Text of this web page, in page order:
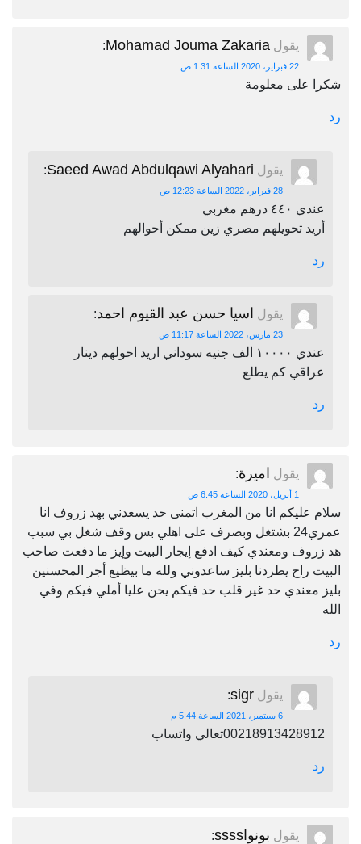
يقول Mohamad Jouma Zakaria
:
22 فبراير، 2020 الساعة 1:31 ص
شكرا على معلومة
رد
يقول Saeed Awad Abdulqawi Alyahari
:
28 فبراير، 2022 الساعة 12:23 ص
عندي ٤٤٠ درهم مغربي
أريد تحويلهم مصري زين ممكن أحوالهم
رد
يقول اسيا حسن عبد القيوم احمد:
23 مارس، 2022 الساعة 11:17 ص
عندي ١٠٠٠٠ الف جنيه سوداني اريد احولهم دينار
عراقي كم يطلع
رد
يقول اميرة:
1 أبريل، 2020 الساعة 6:45 ص
سلام عليكم انا من المغرب اتمنى حد يسعدني بهد زروف انا
عمري24 بشتغل وبصرف على اهلي بس وقف شغل بي سبب
هد زروف ومعندي كيف ادفع إيجار البيت وإيز ما دفعت صاحب
البيت راح يطردنا بليز ساعدوني ولله ما بيظيع أجر المحسنين
بليز معندي حد غير قلب حد فيكم يحن عليا أملي فيكم وفي
الله
رد
يقول sigr
:
6 سبتمبر، 2021 الساعة 5:44 م
00218913428912تعالي واتساب
رد
يقول بونواssss :